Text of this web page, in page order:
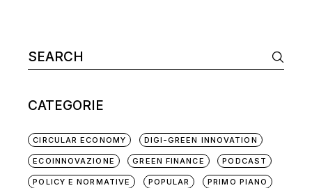
CATEGORIE
CIRCULAR ECONOMY DIGI-GREEN INNOVATION
ECOINNOVAZIONE GREEN FINANCE PODCAST
POLICY E NORMATIVE POPULAR PRIMO PIANO